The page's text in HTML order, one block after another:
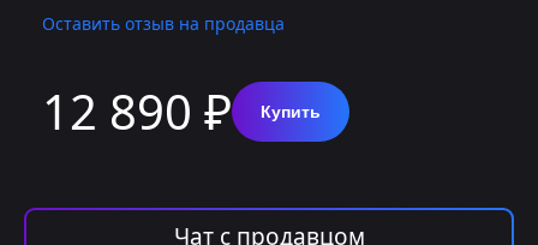
Оставить отзыв на продавца
12 890 ₽ Купить
Чат с продавцом